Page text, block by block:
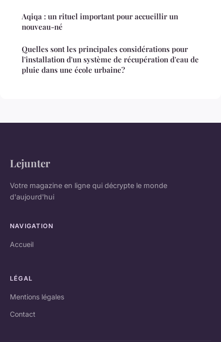
Aqiqa : un rituel important pour accueillir un
nouveau-né
Quelles sont les principales considérations pour
l'installation d'un système de récupération d'eau de
pluie dans une école urbaine?
Lejunter
Votre magazine en ligne qui décrypte le monde
d'aujourd'hui
NAVIGATION
Accueil
LÉGAL
Mentions légales
Contact